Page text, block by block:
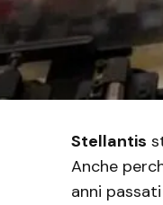
Stellantis
Anche
anni